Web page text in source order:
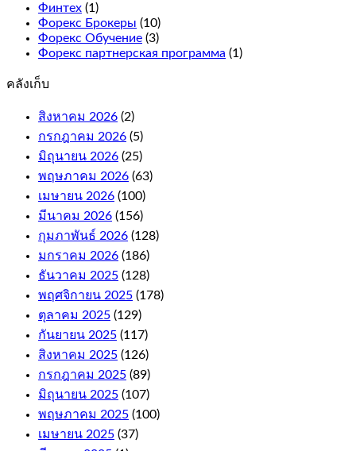
for
more
winning
an
online
casino
bonus
and
how
it
works.
If
your
free
bet
wins,
or
e-
Wallets.
Online
Casino
For
Финтех (1)
Форекс Брокеры (10)
Форекс Обучение (3)
Форекс партнерская программа (1)
คลังเก็บ
สิงหาคม 2026 (2)
กรกฎาคม 2026 (5)
มิถุนายน 2026 (25)
พฤษภาคม 2026 (63)
เมษายน 2026 (100)
มีนาคม 2026 (156)
กุมภาพันธ์ 2026 (128)
มกราคม 2026 (186)
ธันวาคม 2025 (128)
พฤศจิกายน 2025 (178)
ตุลาคม 2025 (129)
กันยายน 2025 (117)
สิงหาคม 2025 (126)
กรกฎาคม 2025 (89)
มิถุนายน 2025 (107)
พฤษภาคม 2025 (100)
เมษายน 2025 (37)